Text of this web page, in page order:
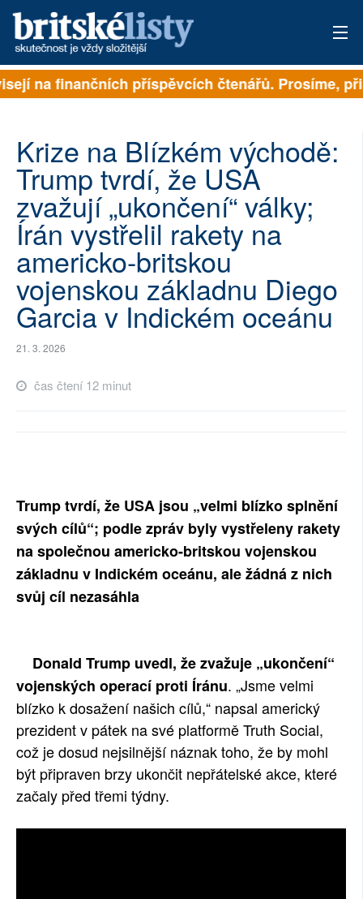
PŘIHLÁSIT
ARCHIV
ROZHOVORY
TÉMATA
NEJČTENĚJŠÍ ZA 7 DNÍ
AUTOŘI
PŘÍSPĚVKY NA PROVOZ
SOCIÁLNÍ SÍTĚ
na finančních příspěvcích čtenářů. Prosíme,
Krize na Blízkém východě:
Trump tvrdí, že USA
zvažují „ukončení“ války;
Írán vystřelil rakety na
americko-britskou
vojenskou základnu Diego
Garcia v Indickém oceánu
21. 3. 2026
čas čtení 12 minut
Trump tvrdí, že USA jsou „velmi blízko splnění
svých cílů“; podle zpráv byly vystřeleny rakety
na společnou americko-britskou vojenskou
základnu v Indickém oceánu, ale žádná z nich
svůj cíl nezasáhla
Donald Trump uvedl, že zvažuje „ukončení“
vojenských operací proti Íránu. „Jsme velmi
blízko k dosažení našich cílů,“ napsal americký
prezident v pátek na své platformě Truth Social,
což je dosud nejsilnější náznak toho, že by mohl
být připraven brzy ukončit nepřátelské akce, které
začaly před třemi týdny.